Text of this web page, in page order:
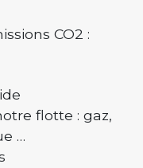
CO2 :
flotte : gaz,
…